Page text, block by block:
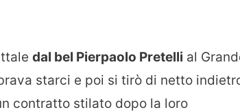
dal bel Pierpaolo Pretelli al
starci e poi si tirò di netto
contratto stilato dopo la loro